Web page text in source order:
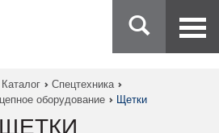
Каталог
Спецтехника
оборудование
Щетки
ЩЕТКИ